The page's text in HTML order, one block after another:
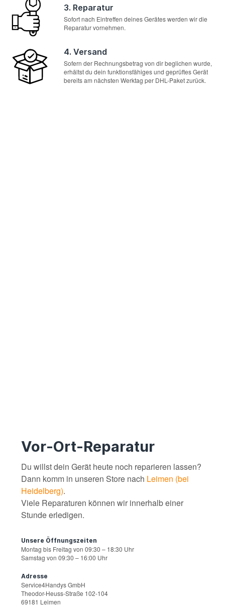
3. Reparatur
Sofort nach Eintreffen deines Gerätes werden wir die
Reparatur vornehmen.
4. Versand
Sofern der Rechnungsbetrag von dir beglichen wurde,
erhältst du dein funktionsfähiges und geprüftes Gerät
bereits am nächsten Werktag per DHL-Paket zurück.
Vor-Ort-Reparatur
Du willst dein Gerät heute noch reparieren lassen?
Dann komm in unseren Store nach Leimen (bei
Heidelberg).
Viele Reparaturen können wir innerhalb einer
Stunde erledigen.
Unsere Öffnungszeiten
Montag bis Freitag von 09:30 – 18:30 Uhr
Samstag von 09:30 – 16:00 Uhr
Adresse
Service4Handys GmbH
Theodor-Heuss-Straße 102-104
69181 Leimen